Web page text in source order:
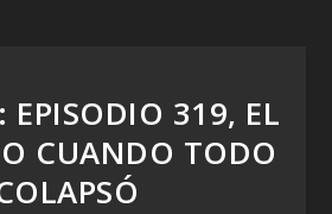
EPISODIO 319, EL
CUANDO TODO